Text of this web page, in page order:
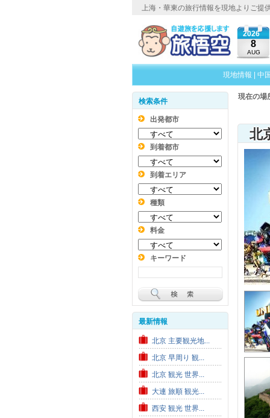
上海・華東の旅行情報を現地よりご提
2026
8
AUG
現地情報 中
検索条件
出発都市
到着都市
到着エリア
種類
料金
キーワード
最新情報
北京 主要観光地...
北京 早周り 観...
北京 観光 世界...
大連 旅順 観光...
西安 観光 世界...
現在の場